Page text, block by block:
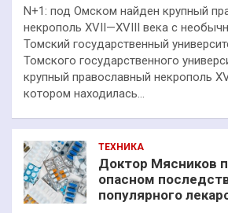
N+1: под Омском найден крупный
некрополь XVII—XVIII века с
Томский государственный
Томского государственного
крупный православный некрополь
котором находилась…
ТЕХНИКА
Доктор Мясников
опасном
популярного